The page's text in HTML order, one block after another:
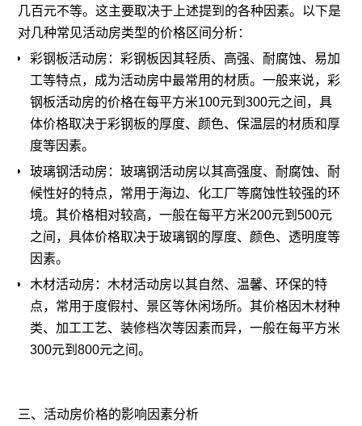
几百元不等。这主要取决于上述提到的各种因素。以下是
对几种常见活动房类型的价格区间分析：
彩钢板活动房：彩钢板因其轻质、高强、耐腐蚀、易加
工等特点，成为活动房中最常用的材质。一般来说，彩
钢板活动房的价格在每平方米100元到300元之间，具
体价格取决于彩钢板的厚度、颜色、保温层的材质和厚
度等因素。
玻璃钢活动房：玻璃钢活动房以其高强度、耐腐蚀、耐
候性好的特点，常用于海边、化工厂等腐蚀性较强的环
境。其价格相对较高，一般在每平方米200元到500元
之间，具体价格取决于玻璃钢的厚度、颜色、透明度等
因素。
木材活动房：木材活动房以其自然、温馨、环保的特
点，常用于度假村、景区等休闲场所。其价格因木材种
类、加工工艺、装修档次等因素而异，一般在每平方米
300元到800元之间。
三、活动房价格的影响因素分析